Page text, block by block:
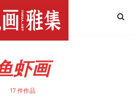
虾画
17 件作品